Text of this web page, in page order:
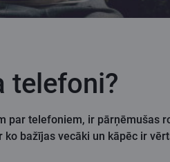
telefoni?
telefoniem, ir pārņēmušas
bažījas vecāki un kāpēc ir